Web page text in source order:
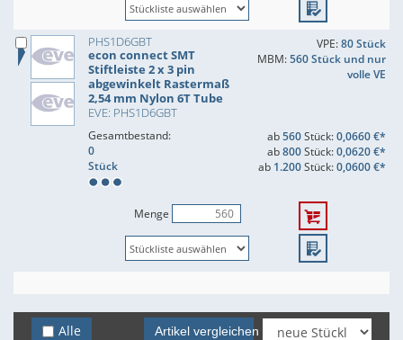
PHS1D6GBT
econ connect SMT
Stiftleiste 2 x 3 pin
abgewinkelt Rastermaß
2,54 mm Nylon 6T Tube
EVE: PHS1D6GBT
VPE:80 Stück
MBM:560 Stück und nur
volle VE
Gesamtbestand:
0
Stück
ab560Stück:0,0660 €*
ab800Stück:0,0620 €*
ab 1.200Stück:0,0600 €*
Menge
Alle Artikel vergleichen